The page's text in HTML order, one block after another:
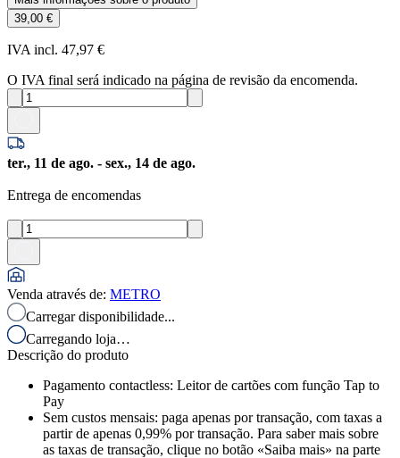
39,00 €
IVA incl. 47,97 €
O IVA final será indicado na página de revisão da encomenda.
ter., 11 de ago. - sex., 14 de ago.
Entrega de encomendas
Venda através de: METRO
Carregar disponibilidade...
Carregando loja…
Descrição do produto
Pagamento contactless: Leitor de cartões com função Tap to
Pay
Sem custos mensais: paga apenas por transação, com taxas a
partir de apenas 0,99% por transação. Para saber mais sobre
as taxas de transação, clique no botão «Saiba mais» na parte